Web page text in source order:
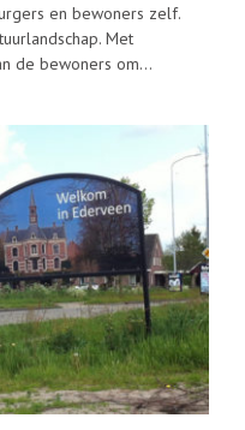
en bewoners zelf.
Met
de bewoners om...